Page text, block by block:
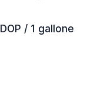
/ 1 gallone